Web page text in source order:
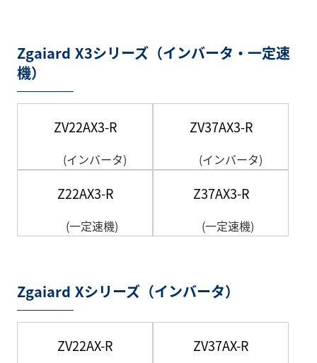
Zgaiard X3シリーズ（インバータ・一定速
機）
ZV22AX3-R
(インバータ)
ZV37AX3-R
(インバータ)
Z22AX3-R
(一定速機)
Z37AX3-R
(一定速機)
Zgaiard Xシリーズ（インバータ）
ZV22AX-R ZV37AX-R